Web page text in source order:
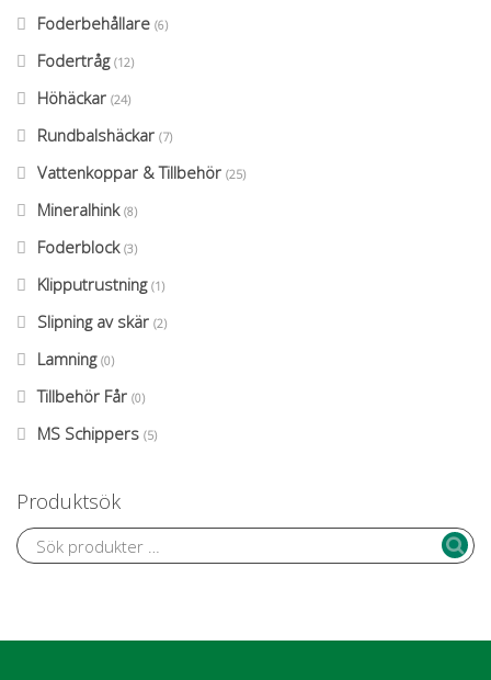
Foderbehållare (6)
Fodertråg (12)
Höhäckar (24)
Rundbalshäckar (7)
Vattenkoppar & Tillbehör (25)
Mineralhink (8)
Foderblock (3)
Klipputrustning (1)
Slipning av skär (2)
Lamning (0)
Tillbehör Får (0)
MS Schippers (5)
Produktsök